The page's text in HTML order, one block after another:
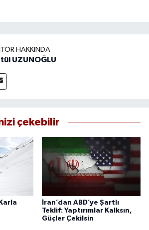
HAKKINDA
UZUNOĞLU
çekebilir
İran’dan ABD’ye Şartlı
Teklif: Yaptırımlar Kalksın,
Güçler Çekilsin